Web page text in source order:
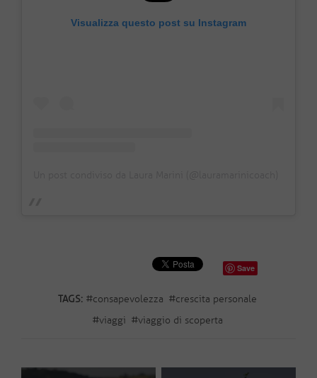
Visualizza questo post su Instagram
Save
TAGS: #consapevolezza #crescita personale
#viaggi #viaggio di scoperta